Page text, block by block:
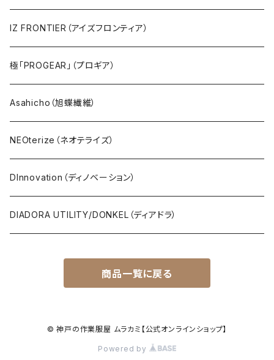
IZ FRONTIER（アイズフロンティア）
極「PROGEAR」（プロギア）
Asahicho（旭蝶繊維）
NEOterize（ネオテライズ）
DInnovation（ディノベーション）
DIADORA UTILITY/DONKEL（ディアドラ）
商品一覧に戻る
© 神戸の作業服屋 ムラカミ【公式オンラインショップ】
Powered by